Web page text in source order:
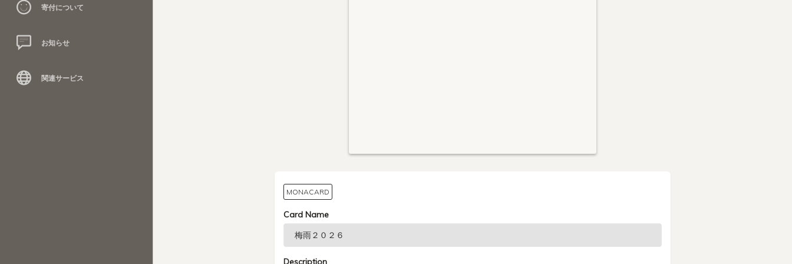
寄付について
お知らせ
関連サービス
MONACARD
Card Name
Description